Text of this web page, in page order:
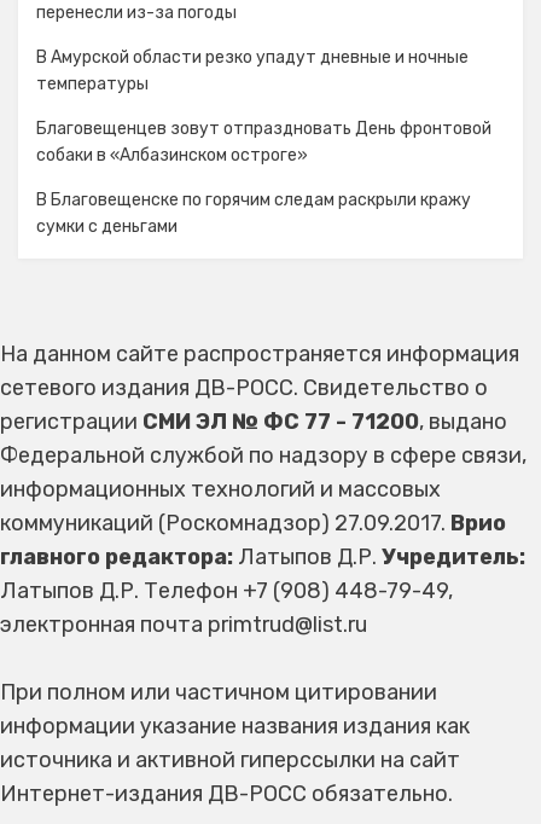
перенесли из-за погоды
В Амурской области резко упадут дневные и ночные
температуры
Благовещенцев зовут отпраздновать День фронтовой
собаки в «Албазинском остроге»
В Благовещенске по горячим следам раскрыли кражу
сумки с деньгами
На данном сайте распространяется информация
сетевого издания ДВ-РОСС. Свидетельство о
регистрации СМИ ЭЛ № ФС 77 - 71200, выдано
Федеральной службой по надзору в сфере связи,
информационных технологий и массовых
коммуникаций (Роскомнадзор) 27.09.2017. Врио
главного редактора: Латыпов Д.Р. Учредитель:
Латыпов Д.Р. Телефон +7 (908) 448-79-49,
электронная почта primtrud@list.ru
При полном или частичном цитировании
информации указание названия издания как
источника и активной гиперссылки на сайт
Интернет-издания ДВ-РОСС обязательно.